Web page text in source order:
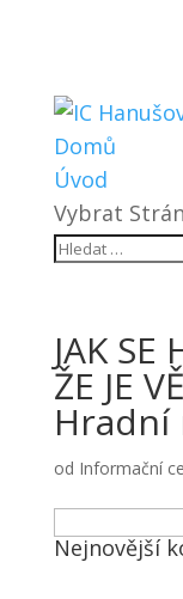
Domů
Úvod
Vybrat
JAK SE
ŽE JE
Hradní
od Informační
Vyhledávání
Nejnovější